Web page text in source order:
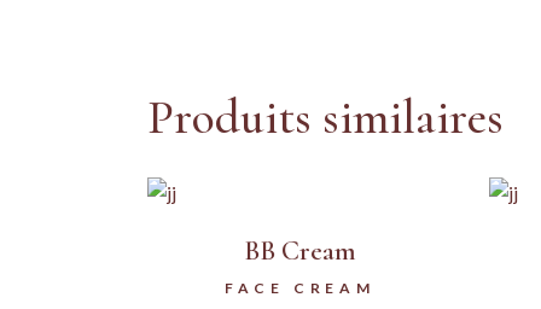
Produits similaires
BB Cream
FACE CREAM